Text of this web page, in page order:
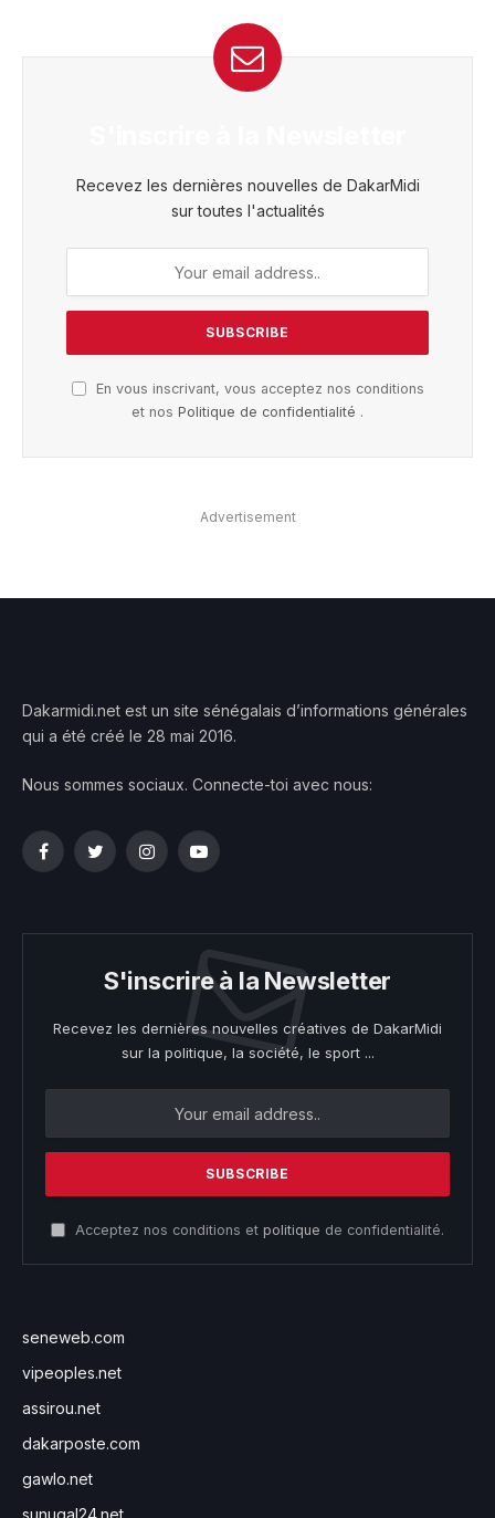
Recevez les dernières nouvelles de DakarMidi
sur toutes l'actualités
En vous inscrivant, vous acceptez nos conditions
et nos Politique de confidentialité .
Advertisement
Dakarmidi.net est un site sénégalais d’informations générales
qui a été créé le 28 mai 2016.
Nous sommes sociaux. Connecte-toi avec nous:
FacebookTwitterInstagramYouTube
S'inscrire à la Newsletter
Recevez les dernières nouvelles créatives de DakarMidi
sur la politique, la société, le sport ...
Acceptez nos conditions et politique de confidentialité.
seneweb.com
vipeoples.net
assirou.net
dakarposte.com
gawlo.net
sunugal24.net